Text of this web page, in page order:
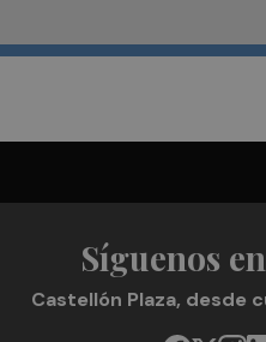
Síguenos
Castellón Plaza, desde